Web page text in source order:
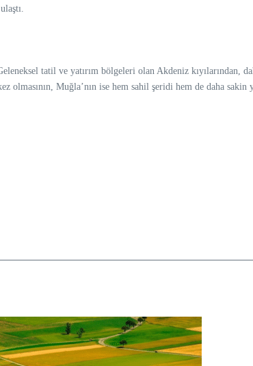
tatil ve yatırım bölgeleri olan Akdeniz kıyılarından,
Muğla’nın ise hem sahil şeridi hem de daha sakin